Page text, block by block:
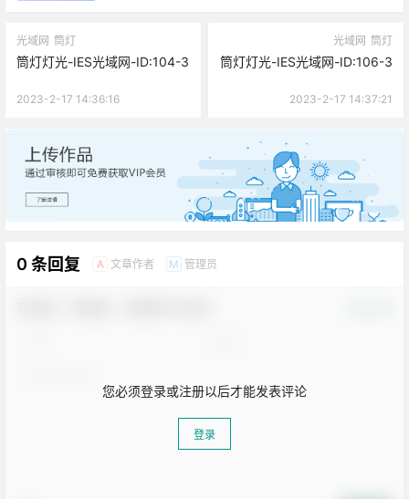
光域网 筒灯
筒灯灯光-IES光域网-ID:104-3
2023-2-17 14:36:16
光域网 筒灯
筒灯灯光-IES光域网-ID:106-3
2023-2-17 14:37:21
广告
0 条回复 A 文章作者 M 管理员
您必须登录或注册以后才能发表评论
登录